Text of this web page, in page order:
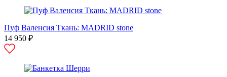
Пуф Валенсия Ткань: MADRID stone
14 950 ₽